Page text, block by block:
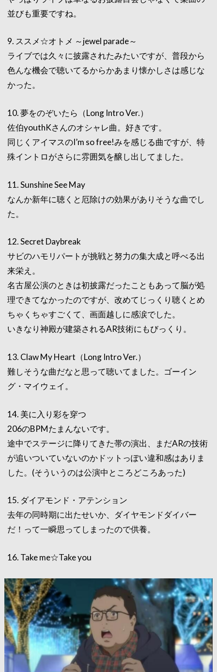
並びも重要ですね。
9. ススメ☆オトメ ～jewel parade～
ライブでは久々に披露されたみたいですが、普段から
色んな機会で聴いてるからかあまり懐かしさは感じな
かった。
10. 夢をのぞいたら（Long Intro Ver.）
佐伯youthKさんのオシャレ曲。好きです。
同じくアイマスのI’m so free!みを感じる曲ですが、特
殊イントロがさらに雰囲気を醸し出してました。
11. Sunshine See May
なんか新年に聴くと厄除けの効果がありそうな曲でし
た。
12. Secret Daybreak
サビのハモリパートが挑戦と努力の集大成と呼べる出
来栄え。
名古屋公演のときは初披露だったこともあって脳が処
理できてなかったのですが、改めてじっくり聴くとめ
ちゃくちゃすごくて、画面越しに感涙でした。
いきなり神殿が建築されるAR技術にもびっくり。
13. Claw My Heart（Long Intro Ver.）
難しそうな曲だなと思って聴いてました。ゴーイン
グ・マイウェイ。
14. 美に入り彩を穿つ
206のBPMたまんないです。
途中でステージに降りてきた帯の演出、まだARの技術
が追いついていないのかドットっぽい違和感はありま
した。(そういうのは公演中ところどころあった)
15. ダイアモンド・アテンション
去年の同時期に出たせいか、ダイヤモンドダイバー
だ！って一瞬思ってしまったので供養。
16. Take me☆Take you